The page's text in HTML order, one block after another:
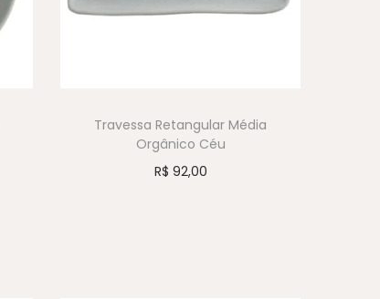
Travessa Retangular Média
Orgânico Céu
R$ 92,00